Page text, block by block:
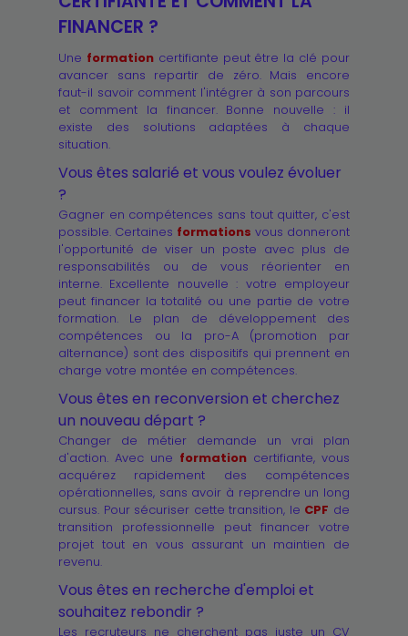
FINANCER ?
Une formationcertifiante peut être la clé pour
avancer sans repartir de zéro. Mais encore
faut-il savoir comment l'intégrer à son parcours
et comment la financer. Bonne nouvelle : il
existe des solutions adaptées à chaque
situation.
Vous êtes salarié et vous voulez évoluer
?
Gagner en compétences sans tout quitter, c'est
possible. Certaines formations vous donneront
l'opportunité de viser un poste avec plus de
responsabilités ou de vous réorienter en
interne. Excellente nouvelle : votre employeur
peut financer la totalité ou une partie de votre
formation. Le plan de développement des
compétences ou la pro-A (promotion par
alternance) sont des dispositifs qui prennent en
charge votre montée en compétences.
Vous êtes en reconversion et cherchez
un nouveau départ ?
Changer de métier demande un vrai plan
d'action. Avec une formation certifiante, vous
acquérez rapidement des compétences
opérationnelles, sans avoir à reprendre un long
cursus. Pour sécuriser cette transition, le CPF de
transition professionnelle peut financer votre
projet tout en vous assurant un maintien de
revenu.
Vous êtes en recherche d'emploi et
souhaitez rebondir ?
Les recruteurs ne cherchent pas juste un CV